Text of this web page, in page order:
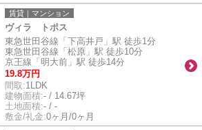
賃貸｜マンション
ヴィラ トポス
東急世田谷線「下高井戸」駅 徒歩1分
東急世田谷線「松原」駅 徒歩10分
京王線「明大前」駅 徒歩14分
19.8万円
間取:1LDK
建物面積:- / 14.67坪
土地面積:- / -
敷金/礼金:0ヶ月/0ヶ月